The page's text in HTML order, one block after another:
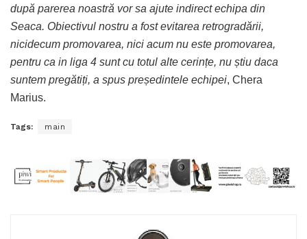
după parerea noastră vor sa ajute indirect echipa din
Seaca. Obiectivul nostru a fost evitarea retrogradării,
nicidecum promovarea, nici acum nu este promovarea,
pentru ca in liga 4 sunt cu totul alte cerințe, nu știu daca
suntem pregătiți, a spus președintele echipei, Chera
Marius.
Tags: main